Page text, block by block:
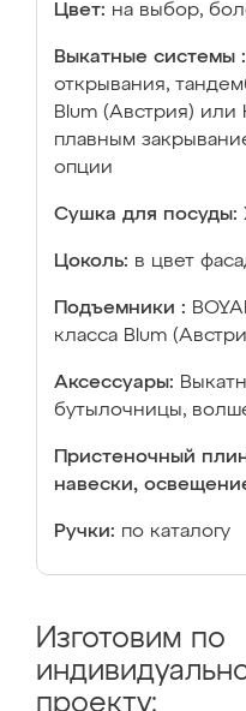
Цвет: на выбор,
Выкатные системы :
открывания,
Blum (Австрия) или
плавным
опции
Сушка для посуды:
Цоколь: в цвет
Подъемники :
класса Blum
Аксессуары:
бутылочницы,
Пристеночный
навески,
Ручки: по каталогу
Изготовим по
проекту: